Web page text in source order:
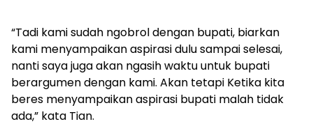
“Tadi kami sudah ngobrol dengan bupati, biarkan
kami menyampaikan aspirasi dulu sampai selesai,
nanti saya juga akan ngasih waktu untuk bupati
berargumen dengan kami. Akan tetapi Ketika kita
beres menyampaikan aspirasi bupati malah tidak
ada,” kata Tian.